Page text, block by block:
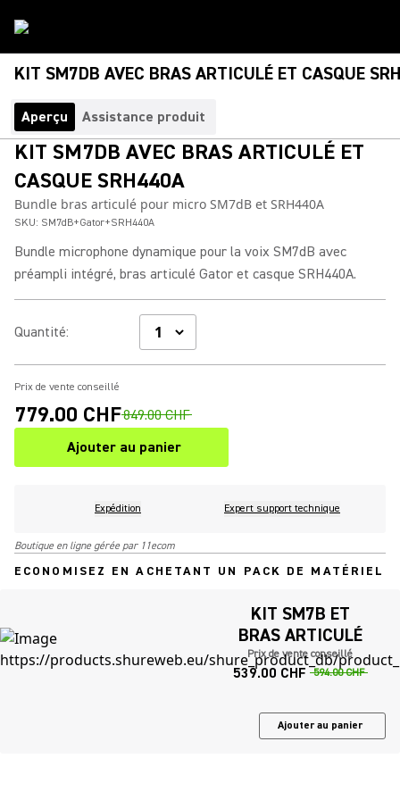
KIT SM7DB AVEC BRAS ARTICULÉ ET CASQUE
Aperçu Assistance produit
KIT SM7DB AVEC BRAS ARTICULÉ ET
CASQUE SRH440A
Bundle bras articulé pour micro SM7dB et SRH440A
SKU: SM7dB+Gator+SRH440A
Bundle microphone dynamique pour la voix SM7dB avec
préampli intégré, bras articulé Gator et casque SRH440A.
Quantité:
Prix de vente conseillé
779.00 CHF849.00 CHF
Ajouter au panier
Expédition Expert support technique
Boutique en ligne gérée par 11ecom
ECONOMISEZ EN ACHETANT UN PACK DE MATÉRIEL
KIT SM7B ET
BRAS ARTICULÉ
Prix de vente conseillé
539.00 CHF 594.00 CHF
Ajouter au panier